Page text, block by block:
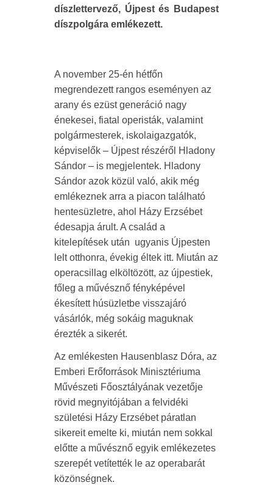
díszlettervező, Újpest és Budapest
díszpolgára emlékezett.
A november 25-én hétfőn
megrendezett rangos eseményen az
arany és ezüst generáció nagy
énekesei, fiatal operisták, valamint
polgármesterek, iskolaigazgatók,
képviselők – Újpest részéről Hladony
Sándor – is megjelentek. Hladony
Sándor azok közül való, akik még
emlékeznek arra a piacon található
hentesüzletre, ahol Házy Erzsébet
édesapja árult. A család a
kitelepítések után ugyanis Újpesten
lelt otthonra, évekig éltek itt. Miután az
operacsillag elköltözött, az újpestiek,
főleg a művésznő fényképével
ékesített húsüzletbe visszajáró
vásárlók, még sokáig maguknak
érezték a sikerét.
Az emlékesten Hausenblasz Dóra, az
Emberi Erőforrások Minisztériuma
Művészeti Főosztályának vezetője
rövid megnyitójában a felvidéki
születési Házy Erzsébet páratlan
sikereit emelte ki, miután nem sokkal
előtte a művésznő egyik emlékezetes
szerepét vetítették le az operabarát
közönségnek.